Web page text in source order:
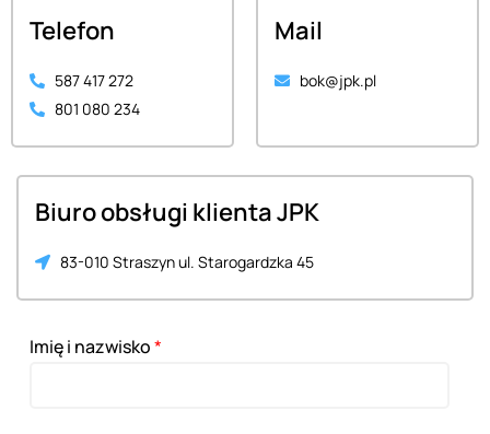
Telefon
587 417 272
801 080 234
Mail
bok@jpk.pl
Biuro obsługi klienta JPK
83-010 Straszyn ul. Starogardzka 45
Imię i nazwisko*